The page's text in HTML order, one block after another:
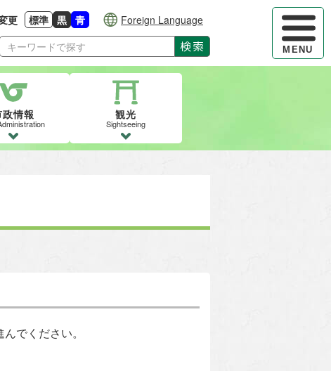
ハンバー
MENU
の大きさに戻す
る
更 標準
背景色の変更：白
黒
背景色の変更：黒
青
背景色の変更：青
Foreign Language
検索
政情報 観光
Sightseeing
でください。